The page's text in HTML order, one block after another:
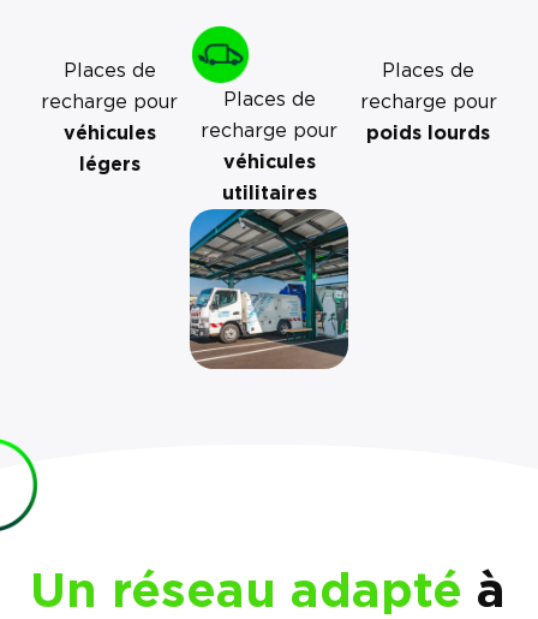
Places de
recharge pour
véhicules
légers
Places de
recharge pour
véhicules
utilitaires
Places de
recharge pour
poids lourds
Un réseau adapté à